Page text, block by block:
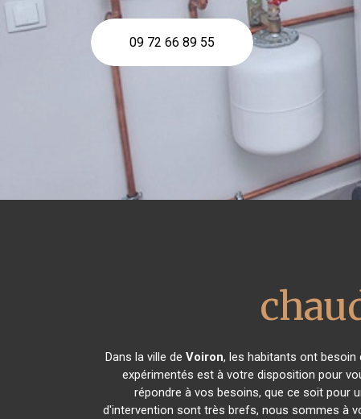
09 72 66 89 55
Dans la ville de Voiron, les habitants ont besoin
expérimentés est à votre disposition pour
répondre à vos besoins, que ce soit pour
d'intervention sont très brefs, nous sommes à